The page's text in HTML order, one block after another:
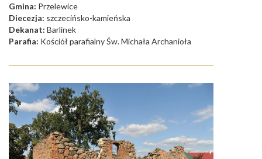
Gmina: Przelewice
Diecezja: szczecińsko-kamieńska
Dekanat: Barlinek
Parafia: Kościół parafialny Św. Michała Archanioła